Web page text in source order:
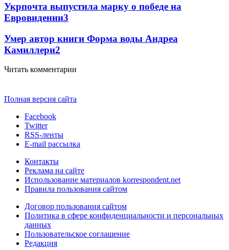
Укрпочта выпустила марку о победе на
Евровидении3
Умер автор книги Форма воды Андреа
Камиллери2
Читать комментарии
Полная версия сайта
Facebook
Twitter
RSS-ленты
E-mail рассылка
Контакты
Реклама на сайте
Использование материалов korrespondent.net
Правила пользования сайтом
Договор пользования сайтом
Политика в сфере конфиденциальности и персональных
данных
Пользовательское соглашение
Редакция